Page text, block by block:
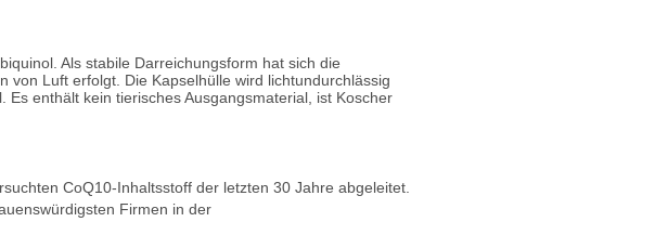
Als stabile Darreichungsform hat sich die
von Luft erfolgt. Die Kapselhülle wird lichtundurchlässig
enthält kein tierisches Ausgangsmaterial, ist Koscher
CoQ10-Inhaltsstoff der letzten 30 Jahre abgeleitet.
Firmen in der